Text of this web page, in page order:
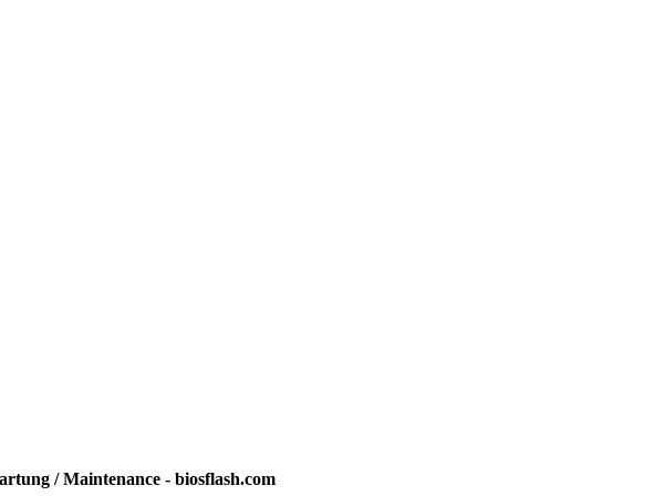
/ Maintenance - biosflash.com